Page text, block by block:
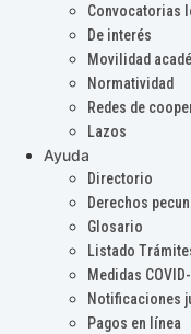
Convocatorias
De interés
Movilidad
Normatividad
Redes de
Lazos
Ayuda
Directorio
Derechos
Glosario
Listado
Medidas
Notificaciones
Pagos en línea